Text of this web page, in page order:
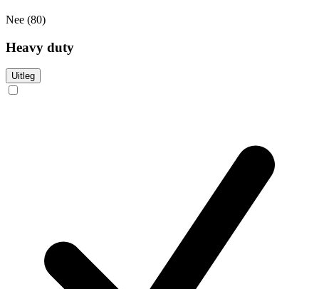
Nee (80)
Heavy duty
Uitleg